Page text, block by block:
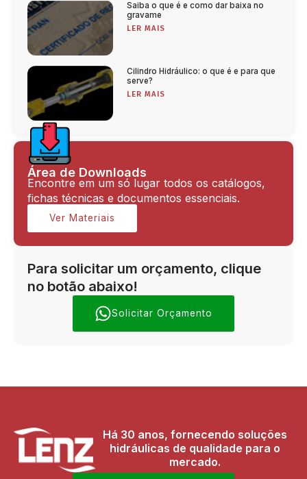
Saiba o que é e como dar baixa no
gravame
LER MAIS
Cilindro Hidráulico: o que é e para que
serve?
LER MAIS
Área de Downloads
Encontre em um só lugar todos os catálogos,
fichas técnicas e documentos essenciais.
Ver Materiais
Para solicitar um orçamento, clique
no botão abaixo!
Solicitar Orçamento
Há 30 anos, fornecendo soluções
hidráulicas de qualidade para o
mercado.